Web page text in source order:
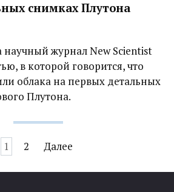
снимках Плутона
научный журнал New Scientist
в которой говорится, что
облака на первых детальных
Плутона.
1 2 Далее